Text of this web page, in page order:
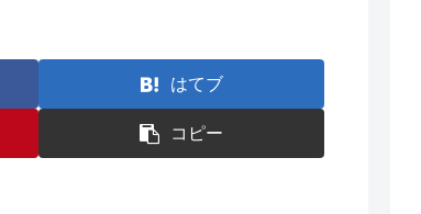
はてブ
コピー